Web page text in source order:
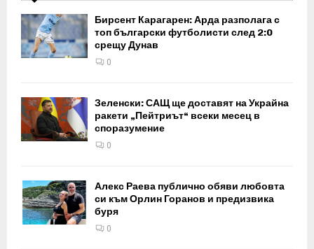
Бирсент Карагарен: Арда разполага с
топ български футболисти след 2:0
срещу Дунав
0
Зеленски: САЩ ще доставят на Украйна
ракети „Пейтриът“ всеки месец в
споразумение
0
Алекс Раева публично обяви любовта
си към Орлин Горанов и предизвика
буря
0